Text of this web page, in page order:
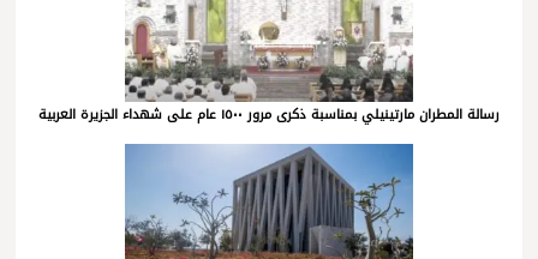
رسالة المطران مارتينيلي بمناسبة ذكرى مرور ١٥٠٠ عام على شهداء الجزيرة العربية